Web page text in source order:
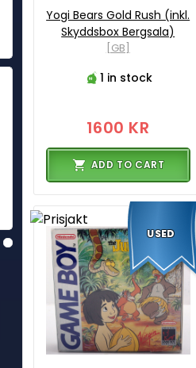
Yogi Bears Gold Rush (inkl.
Skyddsbox Bergsala)
[GB]
1 in stock
1600 KR
ADD TO CART
USED